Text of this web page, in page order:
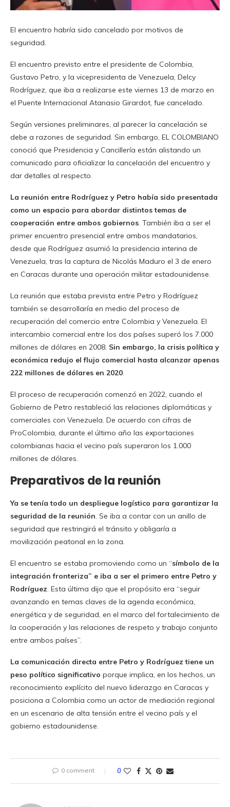
El encuentro habría sido cancelado por motivos de
seguridad.
El encuentro previsto entre el presidente de Colombia,
Gustavo Petro, y la vicepresidenta de Venezuela, Delcy
Rodríguez, que iba a realizarse este viernes 13 de marzo en
el Puente Internacional Atanasio Girardot, fue cancelado.
Según versiones preliminares, al parecer la cancelación se
debe a razones de seguridad. Sin embargo, EL COLOMBIANO
conoció que Presidencia y Cancillería están alistando un
comunicado para oficializar la cancelación del encuentro y
dar detalles al respecto.
La reunión entre Rodríguez y Petro había sido presentada
como un espacio para abordar distintos temas de
cooperación entre ambos gobiernos. También iba a ser el
primer encuentro presencial entre ambos mandatarios,
desde que Rodríguez asumió la presidencia interina de
Venezuela, tras la captura de Nicolás Maduro el 3 de enero
en Caracas durante una operación militar estadounidense.
La reunión que estaba prevista entre Petro y Rodríguez
también se desarrollaría en medio del proceso de
recuperación del comercio entre Colombia y Venezuela. El
intercambio comercial entre los dos países superó los 7.000
millones de dólares en 2008. Sin embargo, la crisis política y
económica redujo el flujo comercial hasta alcanzar apenas
222 millones de dólares en 2020.
El proceso de recuperación comenzó en 2022, cuando el
Gobierno de Petro restableció las relaciones diplomáticas y
comerciales con Venezuela. De acuerdo con cifras de
ProColombia, durante el último año las exportaciones
colombianas hacia el vecino país superaron los 1.000
millones de dólares.
Preparativos de la reunión
Ya se tenía todo un despliegue logístico para garantizar la
seguridad de la reunión. Se iba a contar con un anillo de
seguridad que restringirá el tránsito y obligaría a
movilización peatonal en la zona.
El encuentro se estaba promoviendo como un “símbolo de la
integración fronteriza” e iba a ser el primero entre Petro y
Rodríguez. Esta última dijo que el propósito era “seguir
avanzando en temas claves de la agenda económica,
energética y de seguridad, en el marco del fortalecimiento de
la cooperación y las relaciones de respeto y trabajo conjunto
entre ambos países”.
La comunicación directa entre Petro y Rodríguez tiene un
peso político significativo porque implica, en los hechos, un
reconocimiento explícito del nuevo liderazgo en Caracas y
posiciona a Colombia como un actor de mediación regional
en un escenario de alta tensión entre el vecino país y el
gobierno estadounidense.
0 comment 0